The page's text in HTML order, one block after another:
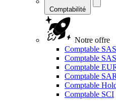
Comptabilité
Notre offre
Comptable
Comptable SAS
Comptable
Comptable
Comptable
Comptable SCI